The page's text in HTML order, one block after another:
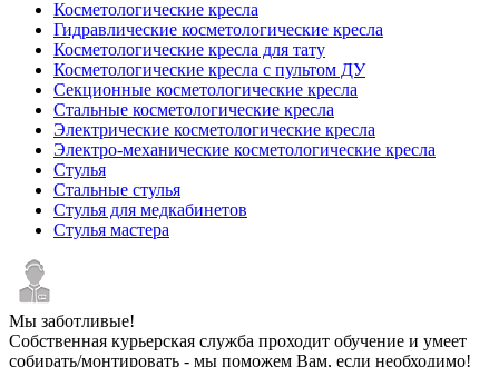
Косметологические кресла
Гидравлические косметологические кресла
Косметологические кресла для тату
Косметологические кресла с пультом ДУ
Секционные косметологические кресла
Стальные косметологические кресла
Электрические косметологические кресла
Электро-механические косметологические кресла
Стулья
Стальные стулья
Стулья для медкабинетов
Стулья мастера
Мы заботливые!
Собственная курьерская служба проходит обучение и умеет
собирать/монтировать - мы поможем Вам, если необходимо!